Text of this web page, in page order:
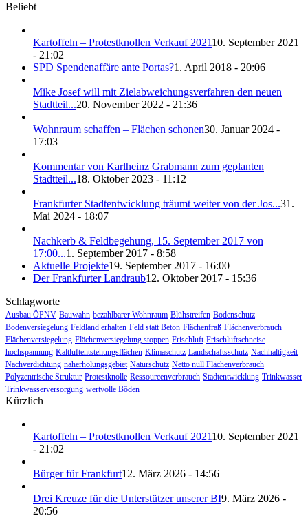
Beliebt
Kartoffeln – Protestknollen Verkauf 202110. September 2021
- 21:02
SPD Spendenaffäre ante Portas?1. April 2018 - 20:06
Mike Josef will mit Zielabweichungsverfahren den neuen
Stadtteil...20. November 2022 - 21:36
Wohnraum schaffen – Flächen schonen30. Januar 2024 -
17:03
Kommentar von Karlheinz Grabmann zum geplanten
Stadtteil...18. Oktober 2023 - 11:12
Frankfurter Stadtentwicklung träumt weiter von der Jos...31.
Mai 2024 - 18:07
Nachkerb & Feldbegehung, 15. September 2017 von
17:00...1. September 2017 - 8:58
Aktuelle Projekte19. September 2017 - 16:00
Der Frankfurter Landraub12. Oktober 2017 - 15:36
Schlagworte
Ausbau ÖPNV Bauwahn bezahlbarer Wohnraum Blühstreifen Bodenschutz
Bodenversiegelung Feldland erhalten Feld statt Beton Flächenfraß Flächenverbrauch
Flächenversiegelung Flächenversiegelung stoppen Frischluft Frischluftschneise
hochspannung Kaltluftentstehungsflächen Klimaschutz Landschaftsschutz Nachhaltigkeit
Nachverdichtung naherholungsgebiet Naturschutz Netto null Flächenverbrauch
Polyzentrische Struktur Protestknolle Ressourcenverbrauch Stadtentwicklung Trinkwasser
Trinkwasserversorgung wertvolle Böden
Kürzlich
Kartoffeln – Protestknollen Verkauf 202110. September 2021
- 21:02
Bürger für Frankfurt12. März 2026 - 14:56
Drei Kreuze für die Unterstützer unserer BI9. März 2026 -
20:56